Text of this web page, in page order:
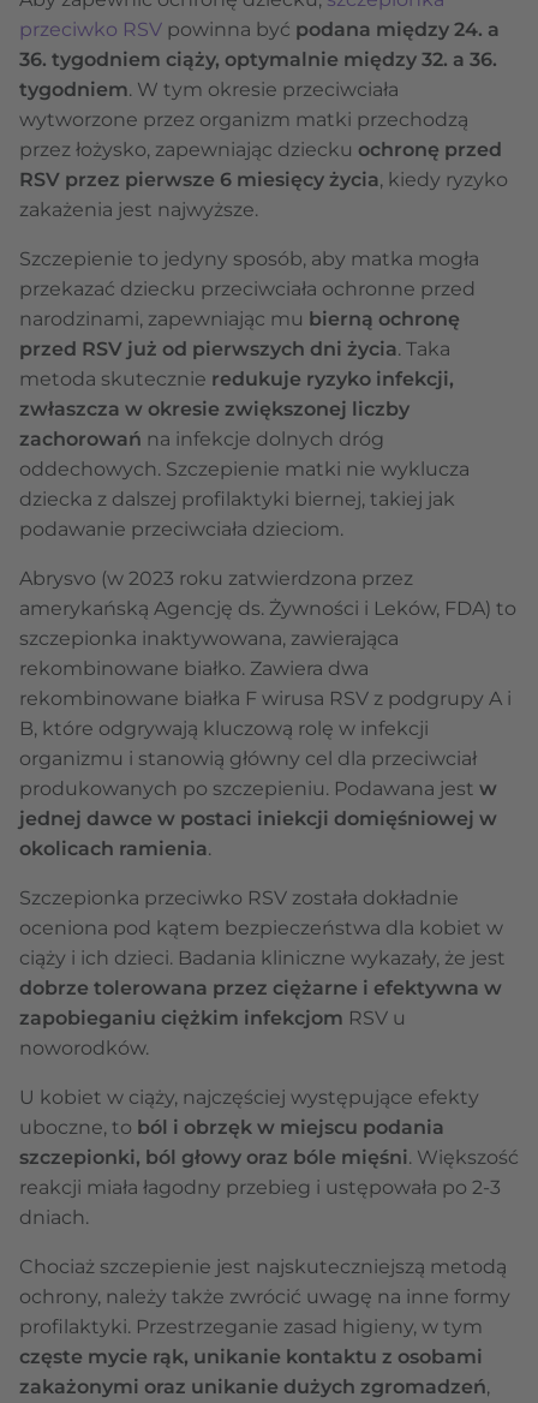
przeciwko RSV powinna być podana między 24. a
36. tygodniem ciąży, optymalnie między 32. a 36.
tygodniem. W tym okresie przeciwciała
wytworzone przez organizm matki przechodzą
przez łożysko, zapewniając dziecku ochronę przed
RSV przez pierwsze 6 miesięcy życia, kiedy ryzyko
zakażenia jest najwyższe.
Szczepienie to jedyny sposób, aby matka mogła
przekazać dziecku przeciwciała ochronne przed
narodzinami, zapewniając mu bierną ochronę
przed RSV już od pierwszych dni życia. Taka
metoda skutecznie redukuje ryzyko infekcji,
zwłaszcza w okresie zwiększonej liczby
zachorowań na infekcje dolnych dróg
oddechowych. Szczepienie matki nie wyklucza
dziecka z dalszej profilaktyki biernej, takiej jak
podawanie przeciwciała dzieciom.
Abrysvo (w 2023 roku zatwierdzona przez
amerykańską Agencję ds. Żywności i Leków, FDA) to
szczepionka inaktywowana, zawierająca
rekombinowane białko. Zawiera dwa
rekombinowane białka F wirusa RSV z podgrupy A i
B, które odgrywają kluczową rolę w infekcji
organizmu i stanowią główny cel dla przeciwciał
produkowanych po szczepieniu. Podawana jest w
jednej dawce w postaci iniekcji domięśniowej w
okolicach ramienia.
Szczepionka przeciwko RSV została dokładnie
oceniona pod kątem bezpieczeństwa dla kobiet w
ciąży i ich dzieci. Badania kliniczne wykazały, że jest
dobrze tolerowana przez ciężarne i efektywna w
zapobieganiu ciężkim infekcjom RSV u
noworodków.
U kobiet w ciąży, najczęściej występujące efekty
uboczne, to ból i obrzęk w miejscu podania
szczepionki, ból głowy oraz bóle mięśni. Większość
reakcji miała łagodny przebieg i ustępowała po 2-3
dniach.
Chociaż szczepienie jest najskuteczniejszą metodą
ochrony, należy także zwrócić uwagę na inne formy
profilaktyki. Przestrzeganie zasad higieny, w tym
częste mycie rąk, unikanie kontaktu z osobami
zakażonymi oraz unikanie dużych zgromadzeń,